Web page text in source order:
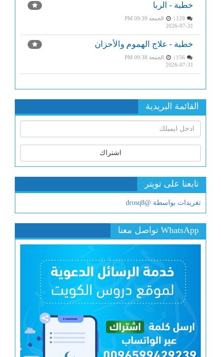
خطبة - الربا
الجمعة PM 09:39
2026-07-31
خطبة - علاج الهموم والأحزان
الجمعة PM 09:38
2026-07-31
القائمة البريدية
اشتراك
تابعنا على تويتر
تغريدات بواسطة @drosq8
WhatsApp تواصل معنا